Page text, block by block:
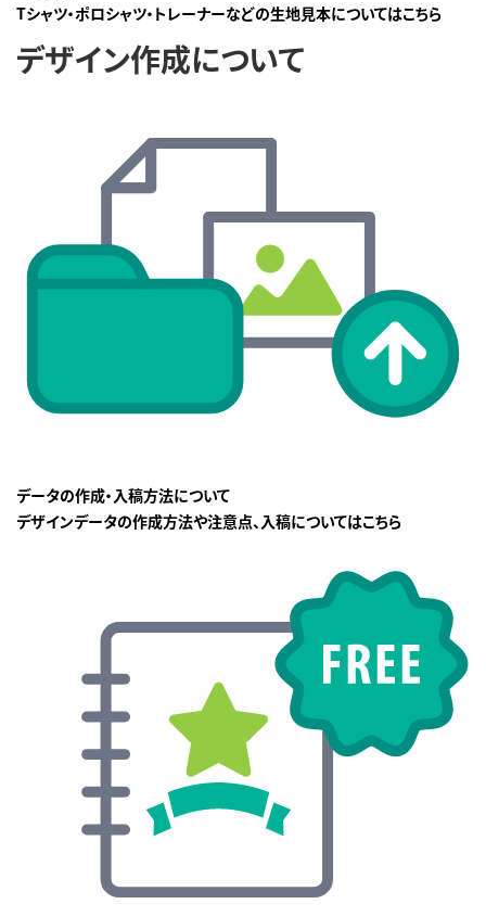
Tシャツ・ポロシャツ・トレーナーなどの生地見本についてはこちら
デザイン作成について
データの作成・入稿方法について
デザインデータの作成方法や注意点、入稿についてはこちら